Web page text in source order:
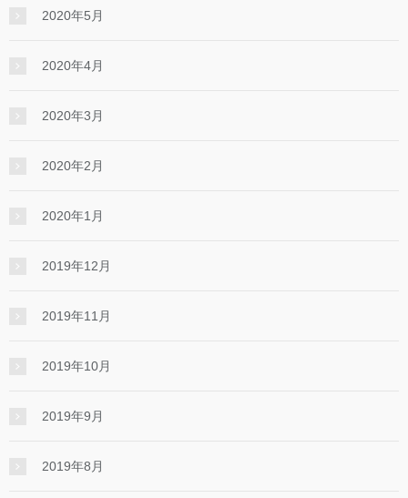
2020年5月
2020年4月
2020年3月
2020年2月
2020年1月
2019年12月
2019年11月
2019年10月
2019年9月
2019年8月